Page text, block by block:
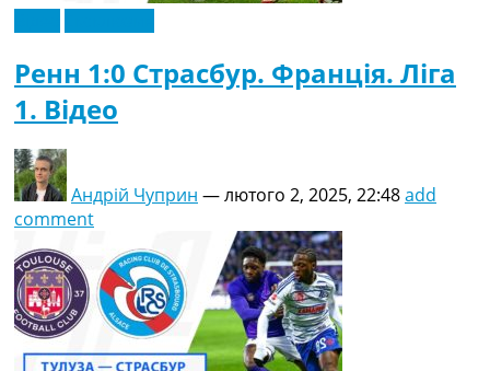
Ренн 1:0 Страсбур. Франція. Ліга
1. Відео
Андрій Чуприн —лютого 2, 2025, 22:48add
comment